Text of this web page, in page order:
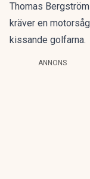
Thomas
kräver en
kissande golfarna.
ANNONS